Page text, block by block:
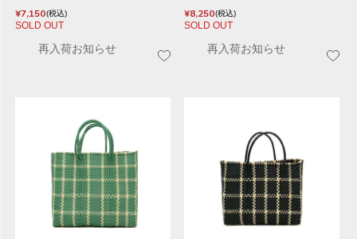
¥7,150 税込
SOLD OUT
再入荷お知らせ
¥8,250 税込
SOLD OUT
再入荷お知らせ